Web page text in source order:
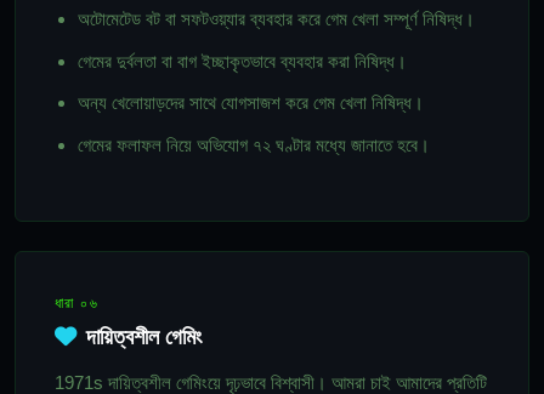
অটোমেটেড বট বা সফটওয়্যার ব্যবহার করে গেম খেলা সম্পূর্ণ নিষিদ্ধ।
গেমের দুর্বলতা বা বাগ ইচ্ছাকৃতভাবে ব্যবহার করা নিষিদ্ধ।
অন্য খেলোয়াড়দের সাথে যোগসাজশ করে গেম খেলা নিষিদ্ধ।
গেমের ফলাফল নিয়ে অভিযোগ ৭২ ঘণ্টার মধ্যে জানাতে হবে।
ধারা ০৬
দায়িত্বশীল গেমিং
1971s দায়িত্বশীল গেমিংয়ে দৃঢ়ভাবে বিশ্বাসী। আমরা চাই আমাদের প্রতিটি